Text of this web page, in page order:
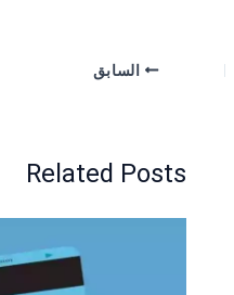
السابق
Related Posts